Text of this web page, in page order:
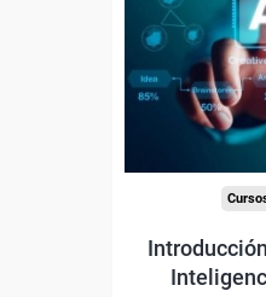
Para
trabajadores y
-Transporte